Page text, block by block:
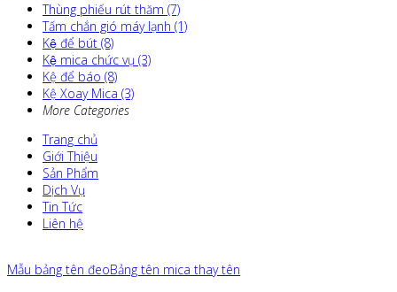
Thùng phiếu rút thăm (7)
Tấm chắn gió máy lạnh (1)
Kệ để bút (8)
Kệ mica chức vụ (3)
Kệ để báo (8)
Kệ Xoay Mica (3)
More Categories
Trang chủ
Giới Thiệu
Sản Phẩm
Dịch Vụ
Tin Tức
Liên hệ
Mẫu bảng tên đeoBảng tên mica thay tên